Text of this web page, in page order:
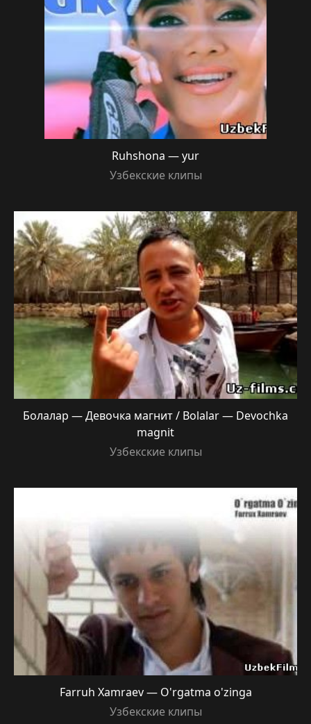
Ruhshona — yur
Узбекские клипы
Болалар — Девочка магнит / Bolalar — Devochka
magnit
Узбекские клипы
Farruh Xamraev — O'rgatma o'zinga
Узбекские клипы